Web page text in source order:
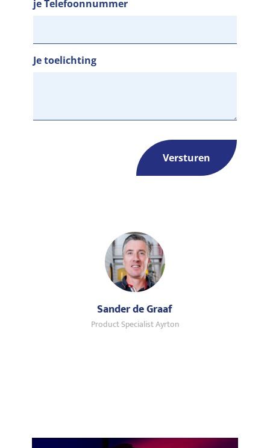
je Telefoonnummer
Je toelichting
Sander de Graaf
Product Specialist Ayrton